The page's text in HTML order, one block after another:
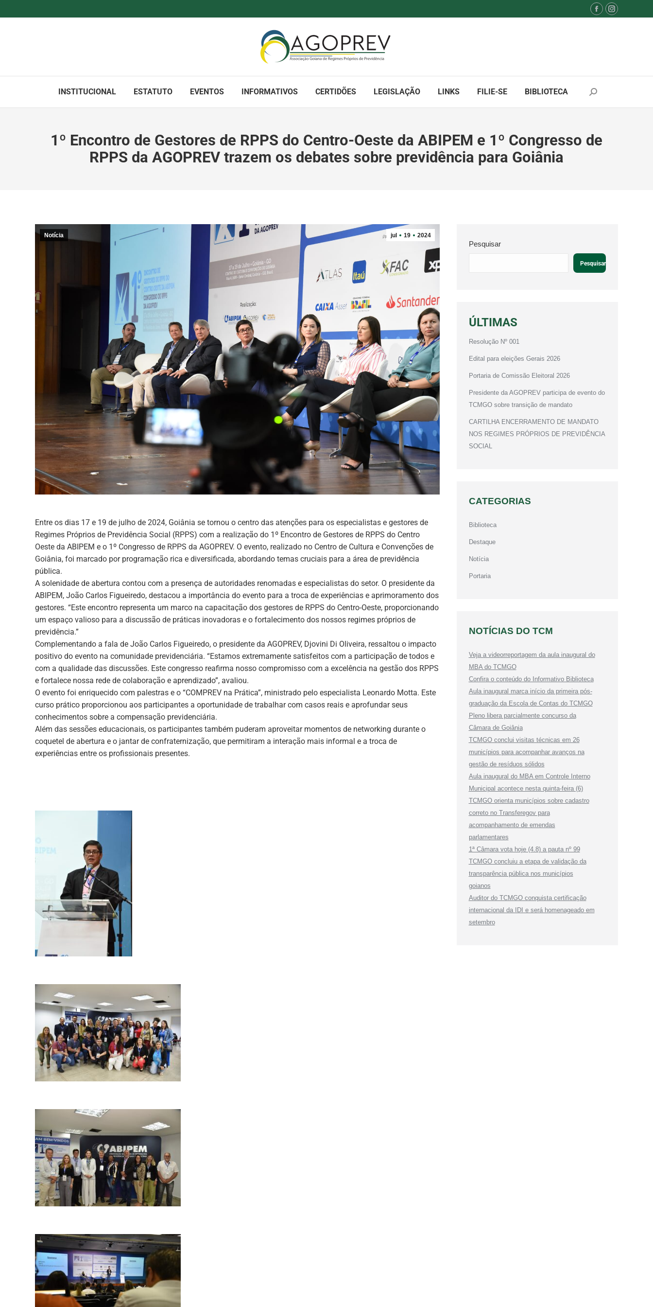
Facebook
window
Instagram
window
INSTITUCIONAL
ESTATUTO EVENTOS INFORMATIVOS CERTIDÕES LEGISLAÇÃO LINKS FILIE-SE BIBLIOTECA Search:
1º Encontro de Gestores de RPPS do Centro-Oeste da ABIPEM e 1º Congresso de
RPPS da AGOPREV trazem os debates sobre previdência para Goiânia
jul 19 2024
Notícia
Entre os dias 17 e 19 de julho de 2024, Goiânia se tornou o centro das atenções para os especialistas e gestores de
Regimes Próprios de Previdência Social (RPPS) com a realização do 1º Encontro de Gestores de RPPS do Centro
Oeste da ABIPEM e o 1º Congresso de RPPS da AGOPREV. O evento, realizado no Centro de Cultura e Convenções de
Goiânia, foi marcado por programação rica e diversificada, abordando temas cruciais para a área de previdência
pública.
A solenidade de abertura contou com a presença de autoridades renomadas e especialistas do setor. O presidente da
ABIPEM, João Carlos Figueiredo, destacou a importância do evento para a troca de experiências e aprimoramento dos
gestores. “Este encontro representa um marco na capacitação dos gestores de RPPS do Centro-Oeste, proporcionando
um espaço valioso para a discussão de práticas inovadoras e o fortalecimento dos nossos regimes próprios de
previdência.”
Complementando a fala de João Carlos Figueiredo, o presidente da AGOPREV, Djovini Di Oliveira, ressaltou o impacto
positivo do evento na comunidade previdenciária. “Estamos extremamente satisfeitos com a participação de todos e
com a qualidade das discussões. Este congresso reafirma nosso compromisso com a excelência na gestão dos RPPS
e fortalece nossa rede de colaboração e aprendizado”, avaliou.
O evento foi enriquecido com palestras e o “COMPREV na Prática”, ministrado pelo especialista Leonardo Motta. Este
curso prático proporcionou aos participantes a oportunidade de trabalhar com casos reais e aprofundar seus
conhecimentos sobre a compensação previdenciária.
Além das sessões educacionais, os participantes também puderam aproveitar momentos de networking durante o
coquetel de abertura e o jantar de confraternização, que permitiram a interação mais informal e a troca de
experiências entre os profissionais presentes.
Pesquisar
Pesquisar
ÚLTIMAS
Resolução Nº 001
Edital para eleições Gerais 2026
Portaria de Comissão Eleitoral 2026
Presidente da AGOPREV participa de evento do
TCMGO sobre transição de mandato
CARTILHA ENCERRAMENTO DE MANDATO
NOS REGIMES PRÓPRIOS DE PREVIDÊNCIA
SOCIAL
CATEGORIAS
Biblioteca
Destaque
Notícia
Portaria
NOTÍCIAS DO TCM
Veja a videorreportagem da aula inaugural do
MBA do TCMGO
Confira o conteúdo do Informativo Biblioteca
Aula inaugural marca início da primeira pós-
graduação da Escola de Contas do TCMGO
Pleno libera parcialmente concurso da
Câmara de Goiânia
TCMGO conclui visitas técnicas em 26
municípios para acompanhar avanços na
gestão de resíduos sólidos
Aula inaugural do MBA em Controle Interno
Municipal acontece nesta quinta-feira (6)
TCMGO orienta municípios sobre cadastro
correto no Transferegov para
acompanhamento de emendas
parlamentares
1ª Câmara vota hoje (4.8) a pauta nº 99
TCMGO concluiu a etapa de validação da
transparência pública nos municípios
goianos
Auditor do TCMGO conquista certificação
internacional da IDI e será homenageado em
setembro